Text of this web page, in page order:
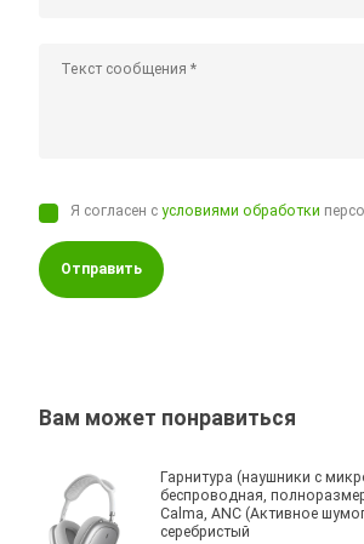
Я согласен сусловиями обработки
Отправить
Вам может понравиться
Гарнитура (наушники с
беспроводная,
Calma, ANC (Активное
серебристый